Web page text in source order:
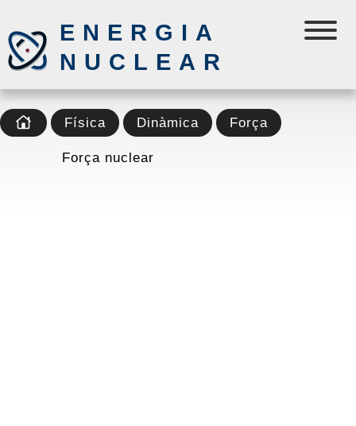
ENERGIA
NUCLEAR
Física Dinàmica Força
Força nuclear